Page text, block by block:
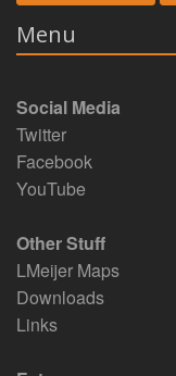
Menu
Social Media
Twitter
Facebook
YouTube
Other Stuff
LMeijer Maps
Downloads
Links